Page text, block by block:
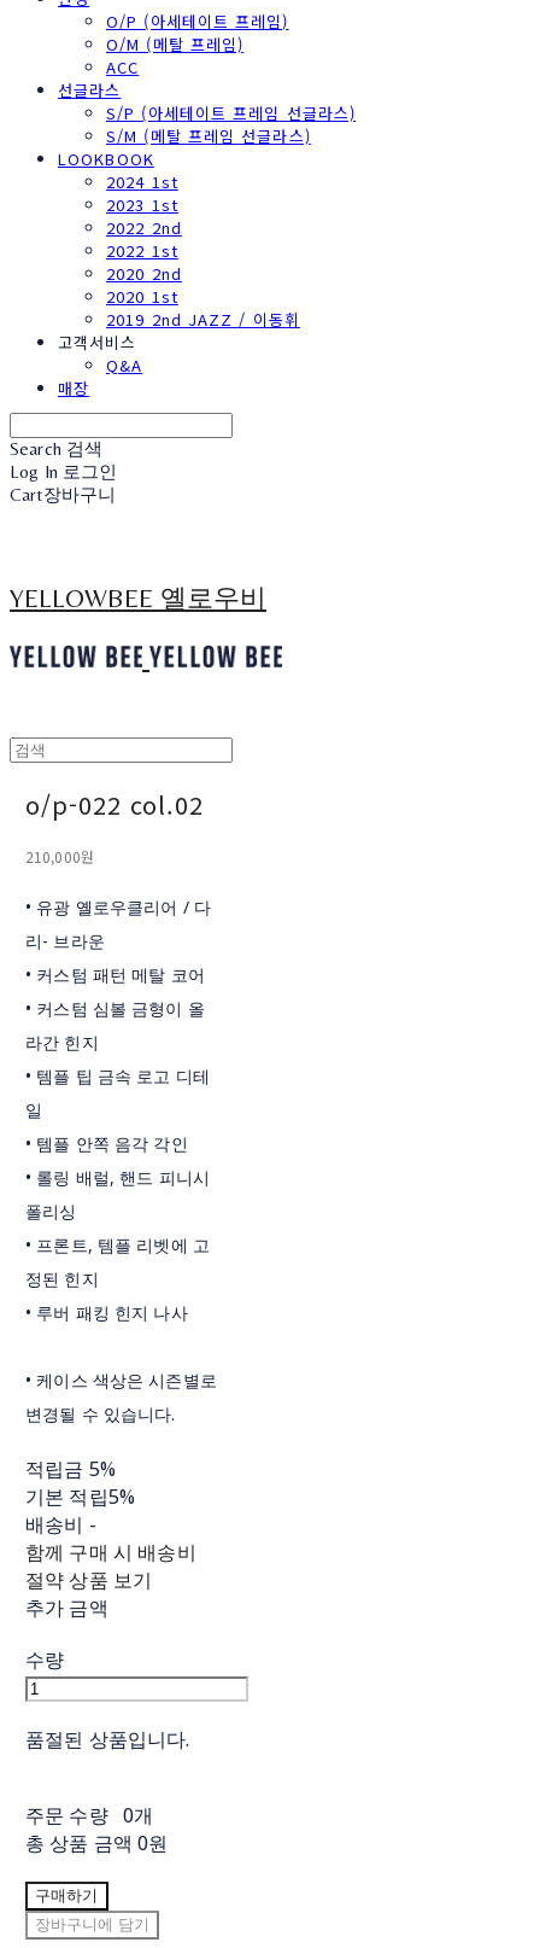
O/P (아세테이트 프레임)
O/M (메탈 프레임)
ACC
선글라스
S/P (아세테이트 프레임 선글라스)
S/M (메탈 프레임 선글라스)
LOOKBOOK
2024 1st
2023 1st
2022 2nd
2022 1st
2020 2nd
2020 1st
2019 2nd JAZZ / 이동휘
고객서비스
Q&A
매장
Search 검색
Log In 로그인
Cart장바구니
YELLOWBEE 옐로우비
o/p-022 col.02
210,000원
• 유광 옐로우클리어 / 다
리- 브라운
• 커스텀 패턴 메탈 코어
• 커스텀 심볼 금형이 올
라간 힌지
• 템플 팁 금속 로고 디테
일
• 템플 안쪽 음각 각인
• 롤링 배럴, 핸드 피니시
폴리싱
• 프론트, 템플 리벳에 고
정된 힌지
• 루버 패킹 힌지 나사
• 케이스 색상은 시즌별로
변경될 수 있습니다.
적립금 5%
기본 적립5%
배송비 -
함께 구매 시 배송비
절약 상품 보기
추가 금액
수량
품절된 상품입니다.
주문 수량 0개
총 상품 금액 0원
구매하기
장바구니에 담기